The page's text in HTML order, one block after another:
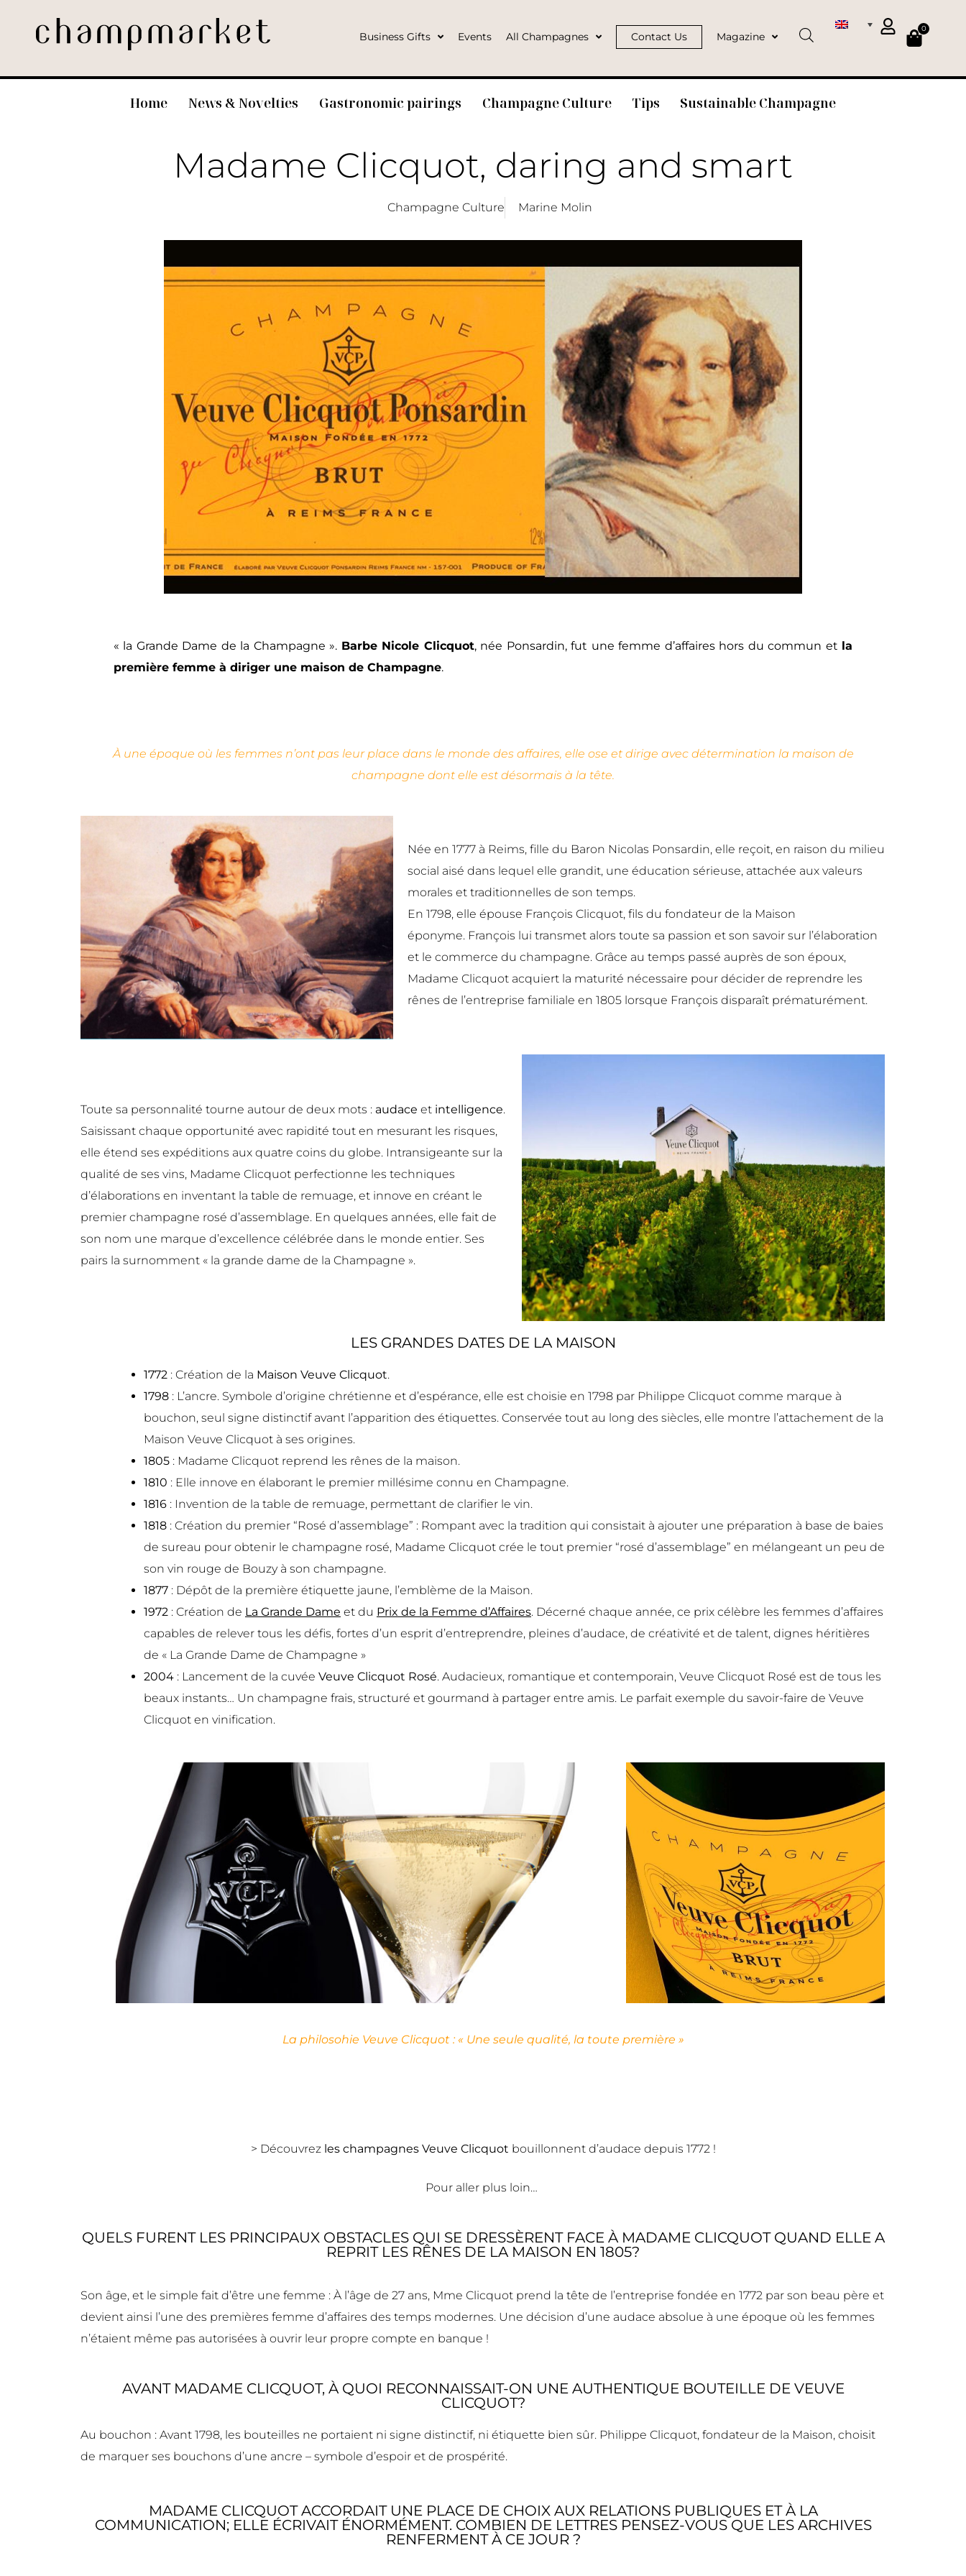
Business Gifts Events All Champagnes Contact Us Magazine
0
Home News & Novelties Gastronomic pairings Champagne Culture Tips Sustainable Champagne
Madame Clicquot, daring and smart
Champagne Culture Marine Molin
« la Grande Dame de la Champagne ». Barbe Nicole Clicquot, née Ponsardin, fut une femme d’affaires hors du commun et la
première femme à diriger une maison de Champagne.
À une époque où les femmes n’ont pas leur place dans le monde des affaires, elle ose et dirige avec détermination la maison de
champagne dont elle est désormais à la tête.
Née en 1777 à Reims, fille du Baron Nicolas Ponsardin, elle reçoit, en raison du milieu
social aisé dans lequel elle grandit, une éducation sérieuse, attachée aux valeurs
morales et traditionnelles de son temps.
En 1798, elle épouse François Clicquot, fils du fondateur de la Maison
éponyme. François lui transmet alors toute sa passion et son savoir sur l’élaboration
et le commerce du champagne. Grâce au temps passé auprès de son époux,
Madame Clicquot acquiert la maturité nécessaire pour décider de reprendre les
rênes de l’entreprise familiale en 1805 lorsque François disparaît prématurément.
Toute sa personnalité tourne autour de deux mots : audace et intelligence.
Saisissant chaque opportunité avec rapidité tout en mesurant les risques,
elle étend ses expéditions aux quatre coins du globe. Intransigeante sur la
qualité de ses vins, Madame Clicquot perfectionne les techniques
d’élaborations en inventant la table de remuage, et innove en créant le
premier champagne rosé d’assemblage. En quelques années, elle fait de
son nom une marque d’excellence célébrée dans le monde entier. Ses
pairs la surnomment « la grande dame de la Champagne ».
LES GRANDES DATES DE LA MAISON
1772 : Création de la Maison Veuve Clicquot.
1798 : L’ancre. Symbole d’origine chrétienne et d’espérance, elle est choisie en 1798 par Philippe Clicquot comme marque à
bouchon, seul signe distinctif avant l’apparition des étiquettes. Conservée tout au long des siècles, elle montre l’attachement de la
Maison Veuve Clicquot à ses origines.
1805 : Madame Clicquot reprend les rênes de la maison.
1810 : Elle innove en élaborant le premier millésime connu en Champagne.
1816 : Invention de la table de remuage, permettant de clarifier le vin.
1818 : Création du premier “Rosé d’assemblage” : Rompant avec la tradition qui consistait à ajouter une préparation à base de baies
de sureau pour obtenir le champagne rosé, Madame Clicquot crée le tout premier “rosé d’assemblage” en mélangeant un peu de
son vin rouge de Bouzy à son champagne.
1877 : Dépôt de la première étiquette jaune, l’emblème de la Maison.
1972 : Création de La Grande Dame et du Prix de la Femme d’Affaires. Décerné chaque année, ce prix célèbre les femmes d’affaires
capables de relever tous les défis, fortes d’un esprit d’entreprendre, pleines d’audace, de créativité et de talent, dignes héritières
de « La Grande Dame de Champagne »
2004 : Lancement de la cuvée Veuve Clicquot Rosé. Audacieux, romantique et contemporain, Veuve Clicquot Rosé est de tous les
beaux instants… Un champagne frais, structuré et gourmand à partager entre amis. Le parfait exemple du savoir-faire de Veuve
Clicquot en vinification.
La philosohie Veuve Clicquot : « Une seule qualité, la toute première »
> Découvrez es champagnes Veuve Clicquot bouillonnent d’audace depuis 1772 !
Pour aller plus loin…
QUELS FURENT LES PRINCIPAUX OBSTACLES QUI SE DRESSÈRENT FACE À MADAME CLICQUOT QUAND ELLE A
REPRIT LES RÊNES DE LA MAISON EN 1805?
Son âge, et le simple fait d’être une femme : À l’âge de 27 ans, Mme Clicquot prend la tête de l’entreprise fondée en 1772 par son beau père et
devient ainsi l’une des premières femme d’affaires des temps modernes. Une décision d’une audace absolue à une époque où les femmes
n’étaient même pas autorisées à ouvrir leur propre compte en banque !
AVANT MADAME CLICQUOT, À QUOI RECONNAISSAIT-ON UNE AUTHENTIQUE BOUTEILLE DE VEUVE
CLICQUOT?
Au bouchon : Avant 1798, les bouteilles ne portaient ni signe distinctif, ni étiquette bien sûr. Philippe Clicquot, fondateur de la Maison, choisit
de marquer ses bouchons d’une ancre – symbole d’espoir et de prospérité.
MADAME CLICQUOT ACCORDAIT UNE PLACE DE CHOIX AUX RELATIONS PUBLIQUES ET À LA
COMMUNICATION; ELLE ÉCRIVAIT ÉNORMÉMENT. COMBIEN DE LETTRES PENSEZ-VOUS QUE LES ARCHIVES
RENFERMENT À CE JOUR ?